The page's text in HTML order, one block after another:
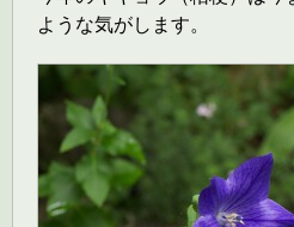
ような気がします。